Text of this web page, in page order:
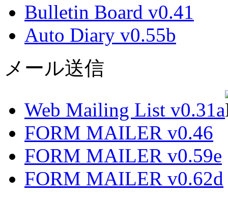
Bulletin Board v0.41
Auto Diary v0.55b
メール送信
Web Mailing List v0.31a
FORM MAILER v0.46
FORM MAILER v0.59e
FORM MAILER v0.62d